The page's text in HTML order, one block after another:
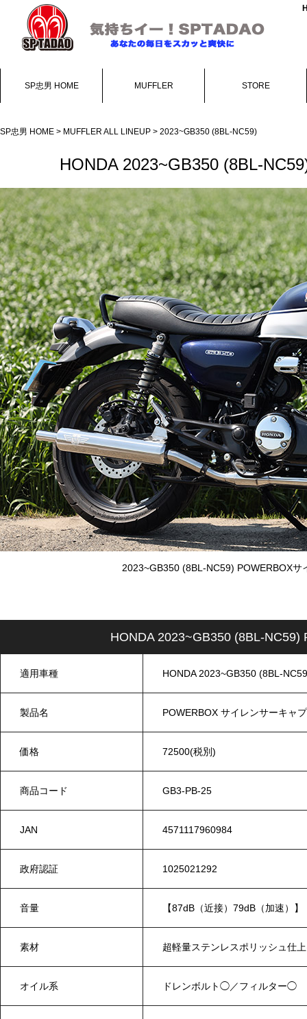
SP忠男 HOME MUFFLER STORE
SP忠男 HOME > MUFFLER ALL LINEUP > 2023~GB350 (8BL-NC59)
HONDA 2023~GB350 (8BL-
2023~GB350 (8BL-NC59) POWERBOXサ
HONDA 2023~GB350 (8BL-
適用車種 HONDA 2023~GB350 (8BL-
製品名 POWERBOX サイレンサーキャ
価格 72500(税別)
商品コード GB3-PB-25
JAN 4571117960984
政府認証 1025021292
音量 【87dB（近接）79dB（加速）】
素材 超軽量ステンレスポリッシュ
オイル系 ドレンボルト◯／フィルター◯